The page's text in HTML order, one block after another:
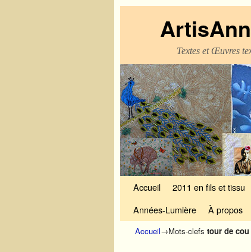
Textes et Œuvres
Accueil 2011 en fils et tissu
Années-Lumière
À propos
Accueil→Mots-clefs tour de cou